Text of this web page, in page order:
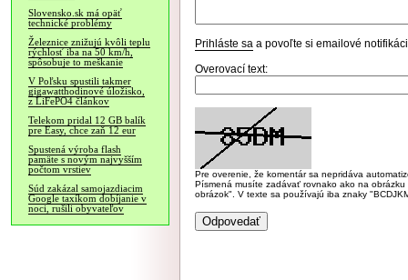
Slovensko.sk má opäť
technické problémy
Železnice znižujú kvôli teplu
rýchlosť iba na 50 km/h,
spôsobuje to meškanie
V Poľsku spustili takmer
gigawatthodinové úložisko,
z LiFePO4 článkov
Telekom pridal 12 GB balík
pre Easy, chce zaň 12 eur
Spustená výroba flash
pamäte s novým najvyšším
počtom vrstiev
Súd zakázal samojazdiacim
Google taxíkom dobíjanie v
noci, rušili obyvateľov
Prihláste sa a povoľte si emailové
Overovací text:
Pre overenie, že komentár sa nepridáva
Písmená musíte zadávať rovnako ako na
obrázok". V texte sa používajú iba znaky